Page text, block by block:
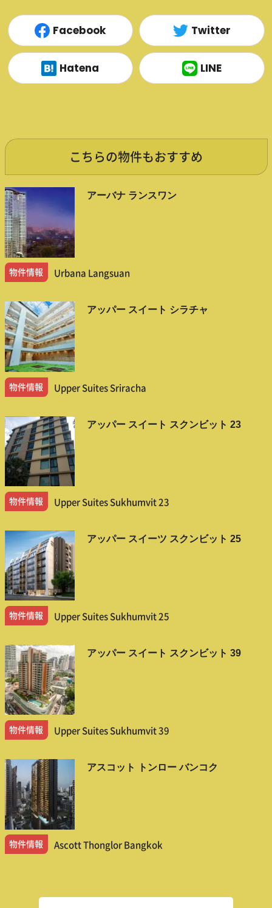
Facebook Twitter
Hatena LINE
こちらの物件もおすすめ
アーバナ ランスワン
物件情報 Urbana Langsuan
アッパー スイート シラチャ
物件情報 Upper Suites Sriracha
アッパー スイート スクンビット 23
物件情報 Upper Suites Sukhumvit 23
アッパー スイーツ スクンビット 25
物件情報 Upper Suites Sukhumvit 25
アッパー スイート スクンビット 39
物件情報 Upper Suites Sukhumvit 39
アスコット トンロー バンコク
物件情報 Ascott Thonglor Bangkok